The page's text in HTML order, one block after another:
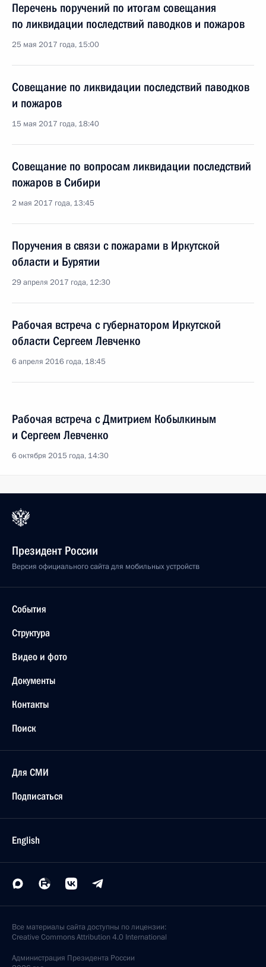
Перечень поручений по итогам совещания
по ликвидации последствий паводков и пожаров
25 мая 2017 года, 15:00
Совещание по ликвидации последствий паводков
и пожаров
15 мая 2017 года, 18:40
Совещание по вопросам ликвидации последствий
пожаров в Сибири
2 мая 2017 года, 13:45
Поручения в связи с пожарами в Иркутской
области и Бурятии
29 апреля 2017 года, 12:30
Рабочая встреча с губернатором Иркутской
области Сергеем Левченко
6 апреля 2016 года, 18:45
Рабочая встреча с Дмитрием Кобылкиным
и Сергеем Левченко
6 октября 2015 года, 14:30
Президент России
Версия официального сайта для мобильных устройств
События
Структура
Видео и фото
Документы
Контакты
Поиск
Для СМИ
Подписаться
English
Все материалы сайта доступны по лицензии:
Creative Commons Attribution 4.0 International
Администрация Президента России